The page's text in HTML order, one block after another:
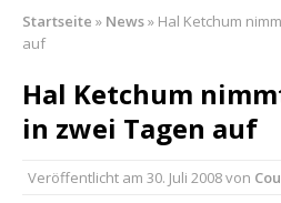
Carly Pearce
Ella Langley schreibt
„Choosin‘ Texas“
aller Zeiten
pez veröffentlicht
Startseite » News» Hal Ketchum
auf
Hal Ketchum
in zwei Tagen auf
Veröffentlicht am 30. Juli 2008von